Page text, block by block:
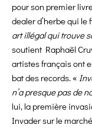
pour son premier
dealer d’herbe qui le
art illégal qui trouve
soutient Raphaël
artistes français ont
bat des records. «
n’a presque pas de
lui, la première
Invader sur le